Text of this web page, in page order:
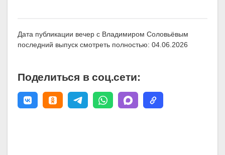
Дата публикации вечер с Владимиром Соловьёвым
последний выпуск смотреть полностью: 04.06.2026
Поделиться в соц.сети: